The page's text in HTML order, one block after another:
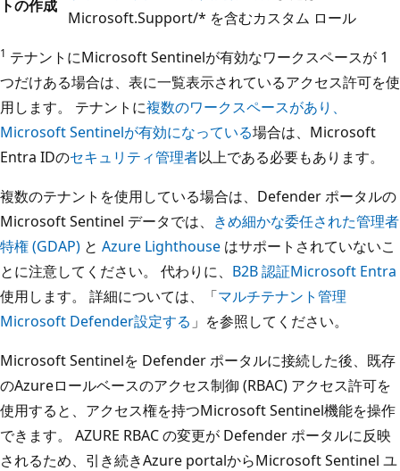
トの作成
Microsoft.Support/* を含むカスタム ロール
1 テナントにMicrosoft Sentinelが有効なワークスペースが 1
つだけある場合は、表に一覧表示されているアクセス許可を使
用します。 テナントに複数のワークスペースがあり、
Microsoft Sentinelが有効になっている場合は、Microsoft
Entra IDのセキュリティ管理者以上である必要もあります。
複数のテナントを使用している場合は、Defender ポータルの
Microsoft Sentinel データでは、 きめ細かな委任された管理者
特権 (GDAP) と Azure Lighthouse はサポートされていないこ
とに注意してください。 代わりに、 B2B 認証Microsoft Entra
使用します。 詳細については、「マルチテナント管理
Microsoft Defender設定する 」を参照してください。
Microsoft Sentinelを Defender ポータルに接続した後、既存
のAzureロールベースのアクセス制御 (RBAC) アクセス許可を
使用すると、アクセス権を持つMicrosoft Sentinel機能を操作
できます。 AZURE RBAC の変更が Defender ポータルに反映
されるため、引き続きAzure portalからMicrosoft Sentinel ユ